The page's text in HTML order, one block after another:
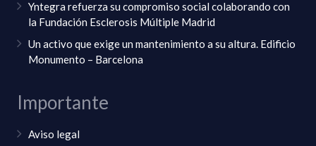
Yntegra refuerza su compromiso social colaborando con
la Fundación Esclerosis Múltiple Madrid
Un activo que exige un mantenimiento a su altura. Edificio
Monumento – Barcelona
Importante
Aviso legal